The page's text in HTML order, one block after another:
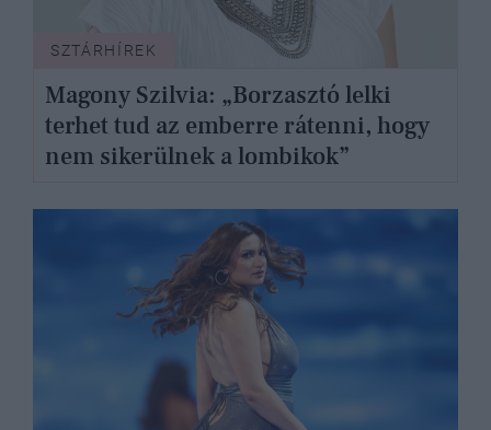
SZTÁRHÍREK
Magony Szilvia: „Borzasztó lelki
terhet tud az emberre rátenni, hogy
nem sikerülnek a lombikok”